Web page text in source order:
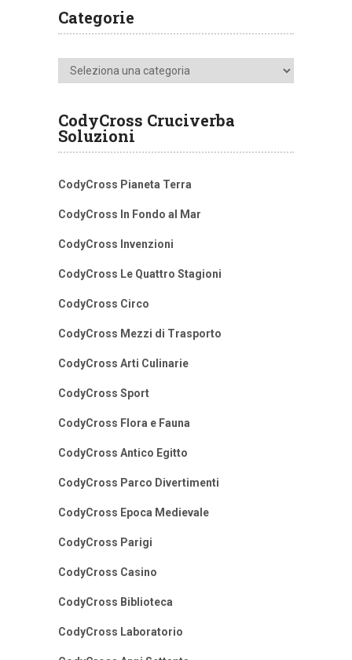
Categorie
Categorie
CodyCross Cruciverba
Soluzioni
CodyCross Pianeta Terra
CodyCross In Fondo al Mar
CodyCross Invenzioni
CodyCross Le Quattro Stagioni
CodyCross Circo
CodyCross Mezzi di Trasporto
CodyCross Arti Culinarie
CodyCross Sport
CodyCross Flora e Fauna
CodyCross Antico Egitto
CodyCross Parco Divertimenti
CodyCross Epoca Medievale
CodyCross Parigi
CodyCross Casino
CodyCross Biblioteca
CodyCross Laboratorio